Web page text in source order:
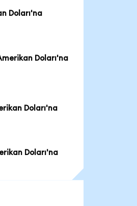
Doları'na
Doları'na
Doları'na
Doları'na